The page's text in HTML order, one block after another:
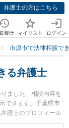
弁護士の方はこちら
履歴 マイリスト ログイン
市原市で法律相談で
る弁護士
ました。相談内容を
できます。千葉県市
護士のプロフィール
者側のトラブルを勤